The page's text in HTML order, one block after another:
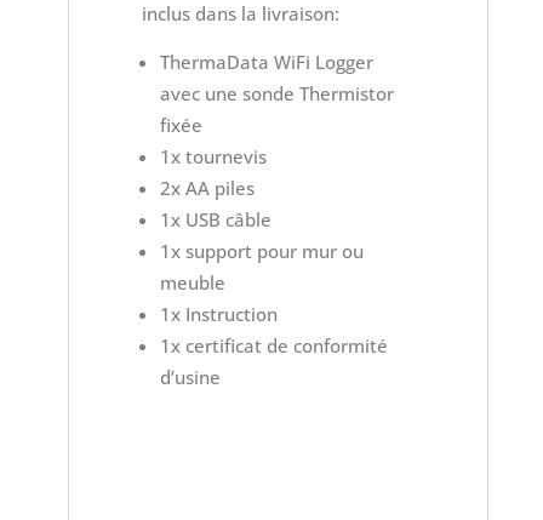
inclus dans la livraison:
ThermaData WiFi Logger
avec une sonde Thermistor
fixée
1x tournevis
2x AA piles
1x USB câble
1x support pour mur ou
meuble
1x Instruction
1x certificat de conformité
d’usine